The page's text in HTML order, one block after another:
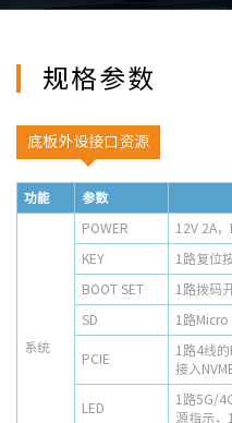
规格参数
底板外设接口资源
功能 参数
系统
POWER 12V 2A
KEY 1路复位
BOOT SET 1路拨码
SD 1路Micro
PCIE
1路4线
接入
LED
1路5G/
源指示，